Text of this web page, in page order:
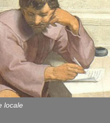
locale